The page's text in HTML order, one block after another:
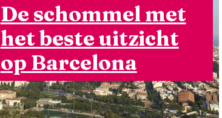
De schommel met
het beste uitzicht
op Barcelona